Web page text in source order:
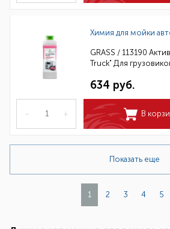
Химия для мойки
GRASS / 113190
Truck" Для
634 руб.
– + В
Показать еще
1 2 3 4 5